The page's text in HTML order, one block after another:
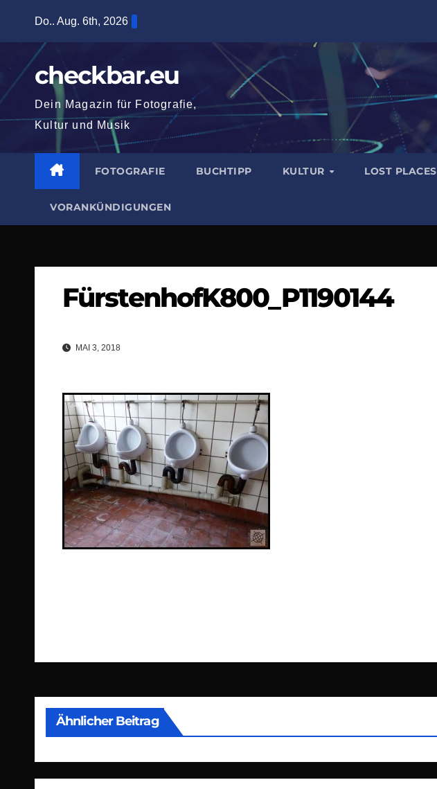
springen
Do.. Aug. 6th, 2026
checkbar.eu
Dein Magazin für Fotografie,
Kultur und Musik
FOTOGRAFIE BUCHTIPP KULTUR LOST PLACES
VORANKÜNDIGUNGEN
FürstenhofK800_P1190144
MAI 3, 2018
Ähnlicher Beitrag